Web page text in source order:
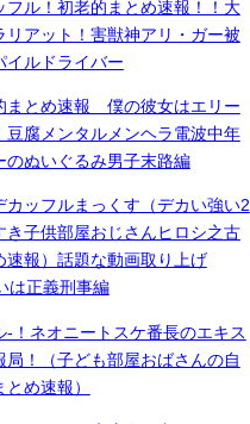
フル！初老的まとめ速報！！大
リアット！害獣神アリ・ガー被
イルドライバー
まとめ速報 僕の彼女はエリー
豆腐メンタルメンヘラ電波中年
のぬいぐるみ男子末路編
カッフルまっくす（デカい強い2
き子供部屋おじさんヒロシ之古
速報）話題な動画取り上げ
は正義刑事編
-！ネオニートスケ番長のエキス
局！（子ども部屋おばさんの自
め速報）